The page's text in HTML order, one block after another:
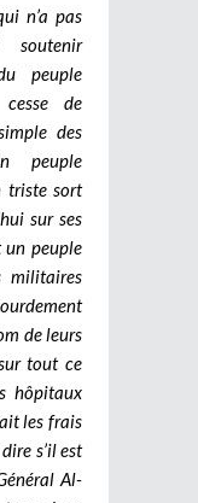
n’a pas
peuple
de
des
peuple
triste sort
sur ses
un peuple
militaires
de leurs
tout ce
hôpitaux
les frais
s’il est
Al-